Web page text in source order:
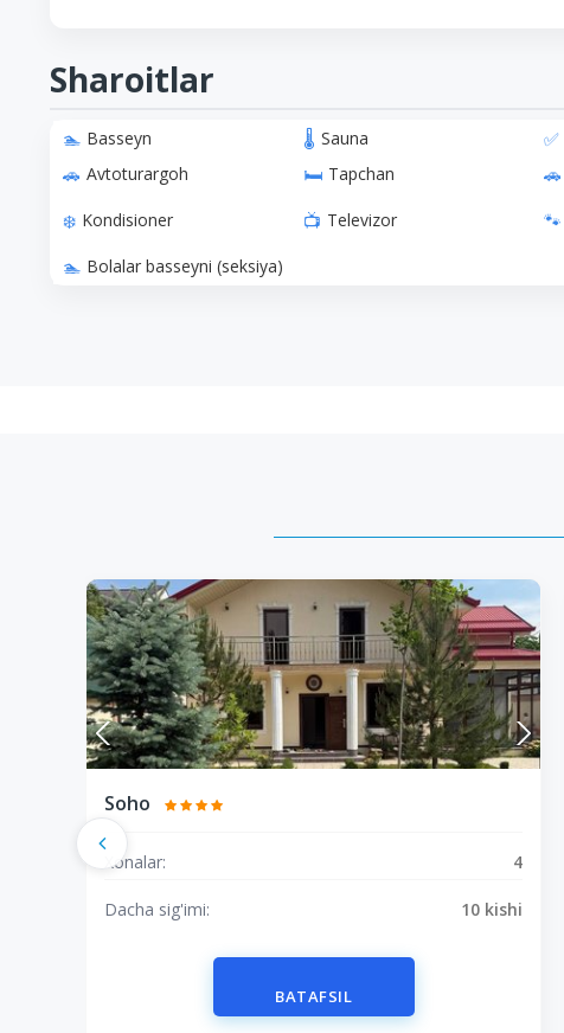
Sharoitlar
Basseyn Sauna
Avtoturargoh
Tapchan
Kondisioner Televizor
Bolalar basseyni (seksiya)
Soho
Xonalar: 4
Dacha sig'imi: 10 kishi
BATAFSIL